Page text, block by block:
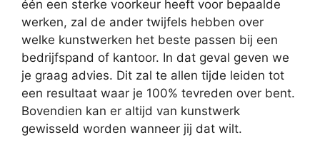
één een sterke voorkeur heeft voor bepaalde
werken, zal de ander twijfels hebben over
welke kunstwerken het beste passen bij een
bedrijfspand of kantoor. In dat geval geven we
je graag advies. Dit zal te allen tijde leiden tot
een resultaat waar je 100% tevreden over bent.
Bovendien kan er altijd van kunstwerk
gewisseld worden wanneer jij dat wilt.